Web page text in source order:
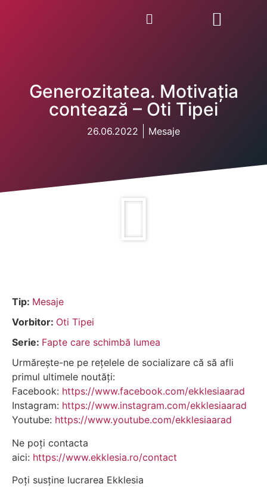
Generozitatea. Motivația
contează – Oti Tipei
26.06.2022 Mesaje
Tip: Mesaje
Vorbitor: Oti Tipei
Serie: Fapte care schimbă lumea
Urmărește-ne pe rețelele de socializare că să afli
primul ultimele noutăți:
Facebook: https://www.facebook.com/ekklesiaarad
Instagram: https://www.instagram.com/ekklesiaarad
Youtube: https://www.youtube.com/ekklesiaarad
Ne poți contacta
aici: https://www.ekklesia.ro/contact
Poți susține lucrarea Ekklesia